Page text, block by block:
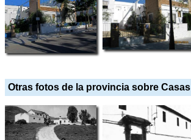
Otras fotos de la provincia sobre Casas